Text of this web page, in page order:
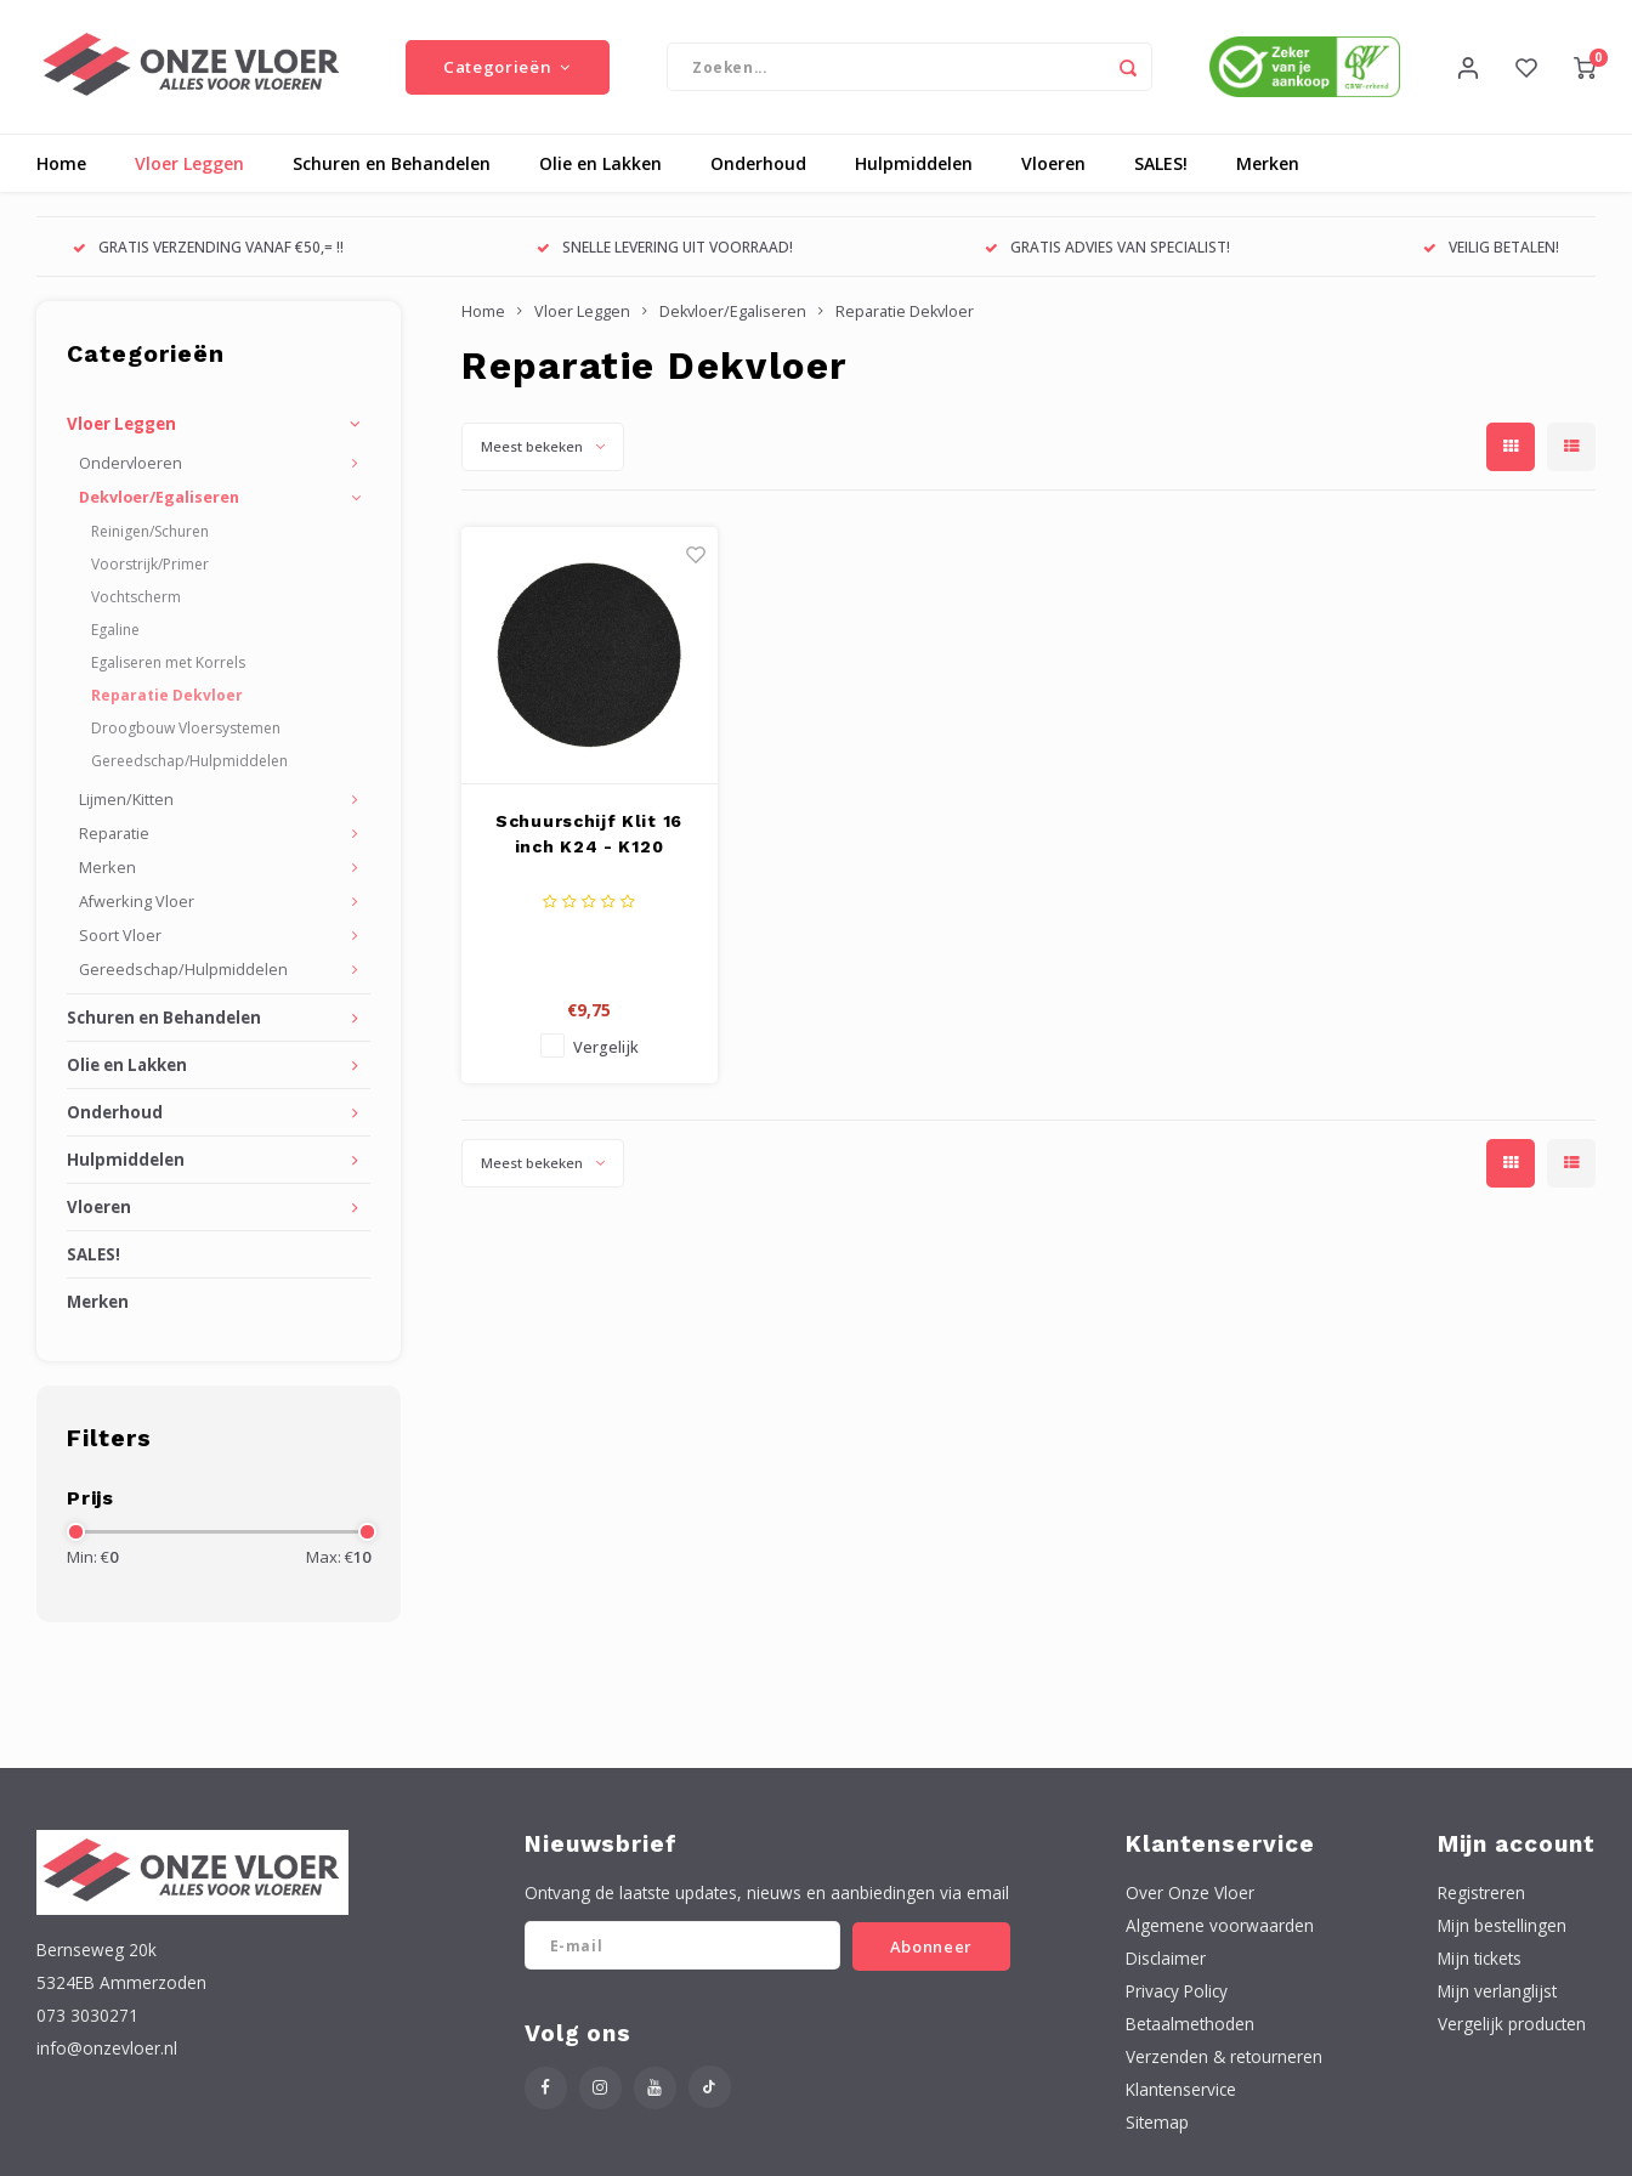
Categorieën 0
Home Vloer Leggen Schuren en Behandelen Olie en Lakken Onderhoud Hulpmiddelen Vloeren SALES! Merken
GRATIS VERZENDING VANAF €50,= !! SNELLE LEVERING UIT VOORRAAD! GRATIS ADVIES VAN SPECIALIST! VEILIG BETALEN!
Categorieën
Vloer Leggen
Ondervloeren
Dekvloer/Egaliseren
Reinigen/Schuren
Voorstrijk/Primer
Vochtscherm
Egaline
Egaliseren met Korrels
Reparatie Dekvloer
Droogbouw Vloersystemen
Gereedschap/Hulpmiddelen
Lijmen/Kitten
Reparatie
Merken
Afwerking Vloer
Soort Vloer
Gereedschap/Hulpmiddelen
Schuren en Behandelen
Olie en Lakken
Onderhoud
Hulpmiddelen
Vloeren
SALES!
Merken
Filters
Prijs
Min: €0 Max: €10
Home Vloer Leggen Dekvloer/Egaliseren Reparatie Dekvloer
Reparatie Dekvloer
Meest bekeken
Schuurschijf Klit 16
inch K24 - K120
€9,75
Vergelijk
Meest bekeken
Bernseweg 20k
5324EB Ammerzoden
073 3030271
info@onzevloer.nl
Nieuwsbrief
Ontvang de laatste updates, nieuws en aanbiedingen via email
Abonneer
Volg ons
Klantenservice
Over Onze Vloer
Algemene voorwaarden
Disclaimer
Privacy Policy
Betaalmethoden
Verzenden & retourneren
Klantenservice
Sitemap
Mijn account
Registreren
Mijn bestellingen
Mijn tickets
Mijn verlanglijst
Vergelijk producten